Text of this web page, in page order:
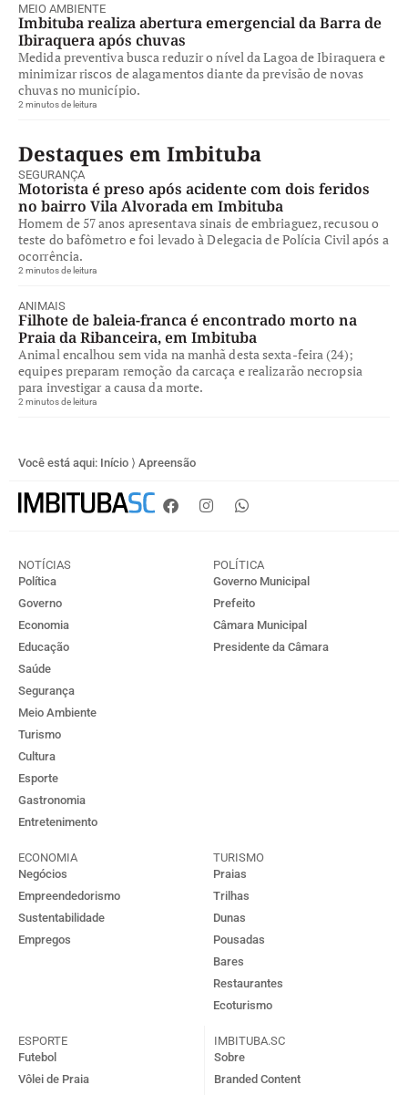
MEIO AMBIENTE
Imbituba realiza abertura emergencial da Barra de
Ibiraquera após chuvas
Medida preventiva busca reduzir o nível da Lagoa de Ibiraquera e
minimizar riscos de alagamentos diante da previsão de novas
chuvas no município.
2 minutos de leitura
Destaques em Imbituba
SEGURANÇA
Motorista é preso após acidente com dois feridos
no bairro Vila Alvorada em Imbituba
Homem de 57 anos apresentava sinais de embriaguez, recusou o
teste do bafômetro e foi levado à Delegacia de Polícia Civil após a
ocorrência.
2 minutos de leitura
ANIMAIS
Filhote de baleia-franca é encontrado morto na
Praia da Ribanceira, em Imbituba
Animal encalhou sem vida na manhã desta sexta-feira (24);
equipes preparam remoção da carcaça e realizarão necropsia
para investigar a causa da morte.
2 minutos de leitura
Você está aqui: Início ⟩ Apreensão
NOTÍCIAS
Política
Governo
Economia
Educação
Saúde
Segurança
Meio Ambiente
Turismo
Cultura
Esporte
Gastronomia
Entretenimento
POLÍTICA
Governo Municipal
Prefeito
Câmara Municipal
Presidente da Câmara
ECONOMIA
Negócios
Empreendedorismo
Sustentabilidade
Empregos
TURISMO
Praias
Trilhas
Dunas
Pousadas
Bares
Restaurantes
Ecoturismo
ESPORTE
Futebol
Vôlei de Praia
IMBITUBA.SC
Sobre
Branded Content